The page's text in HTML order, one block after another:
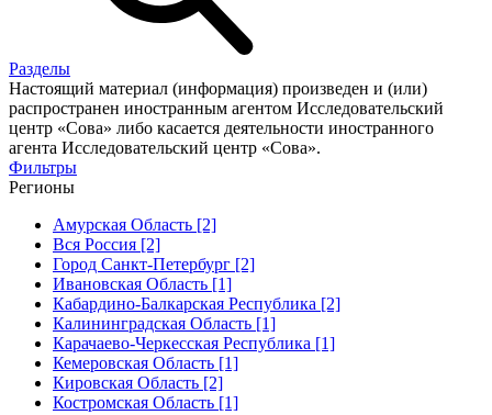
Разделы
Настоящий материал (информация) произведен и (или)
распространен иностранным агентом Исследовательский
центр «Сова» либо касается деятельности иностранного
агента Исследовательский центр «Сова».
Фильтры
Регионы
Амурская Область [2]
Вся Россия [2]
Город Санкт-Петербург [2]
Ивановская Область [1]
Кабардино-Балкарская Республика [2]
Калининградская Область [1]
Карачаево-Черкесская Республика [1]
Кемеровская Область [1]
Кировская Область [2]
Костромская Область [1]